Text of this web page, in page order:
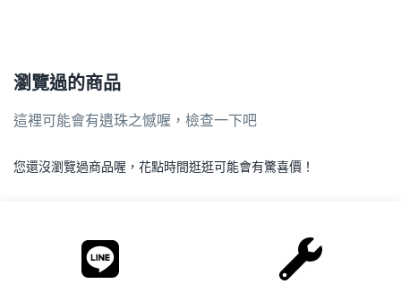
瀏覽過的商品
這裡可能會有遺珠之憾喔，檢查一下吧
您還沒瀏覽過商品喔，花點時間逛逛可能會有驚喜價！